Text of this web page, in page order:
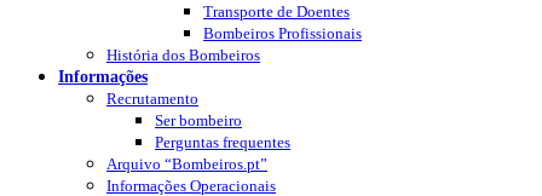
Transporte de Doentes
Bombeiros Profissionais
História dos Bombeiros
Informações
Recrutamento
Ser bombeiro
Perguntas frequentes
Arquivo “Bombeiros.pt”
Informações Operacionais